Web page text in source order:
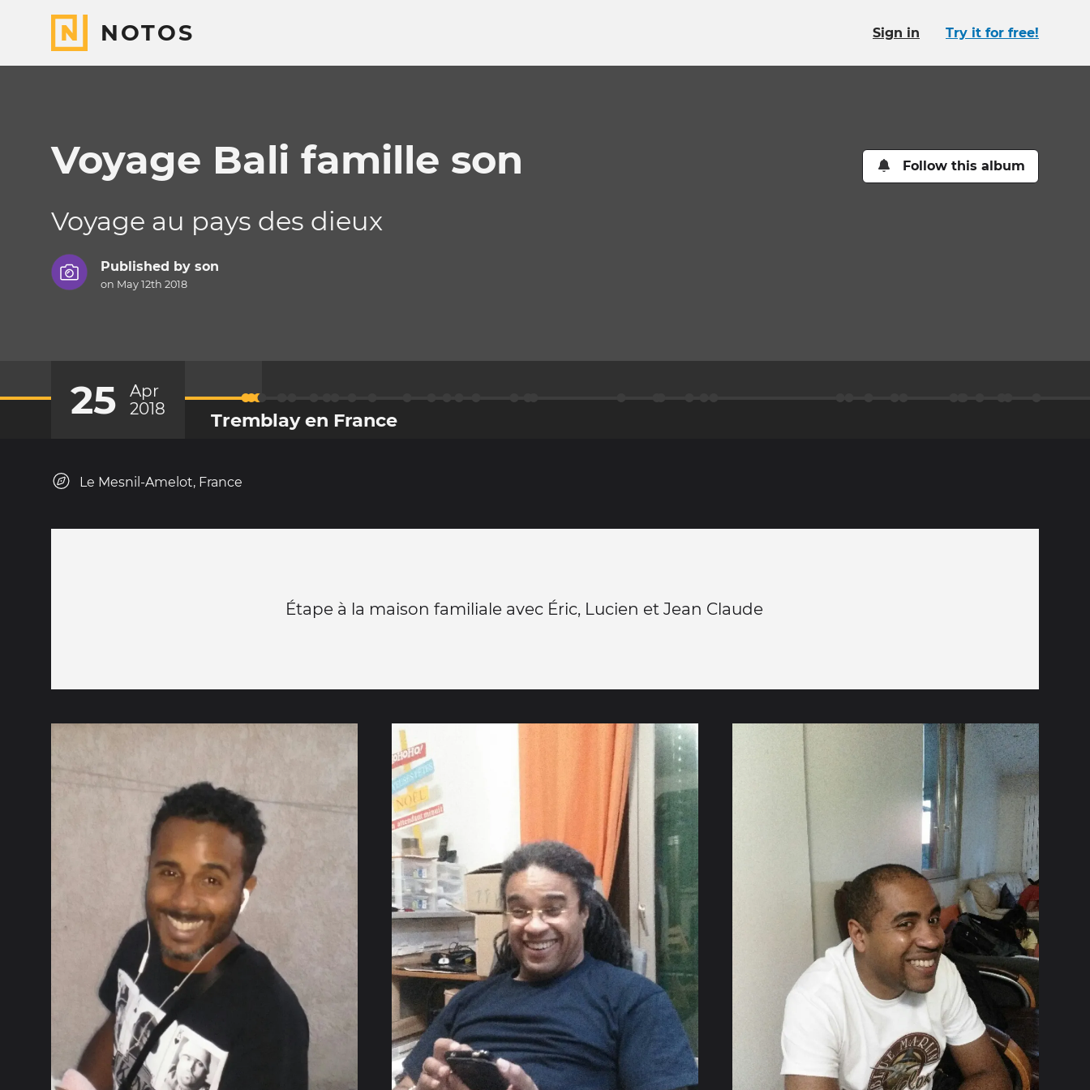
NOTOS Sign in Try it for free!
Voyage Bali famille son Follow this album
Voyage au pays des dieux
Published by son
on May 12th 2018
25
Apr
2018
Tremblay en France
Le Mesnil-Amelot, France
Étape à la maison familiale avec Éric, Lucien et Jean Claude